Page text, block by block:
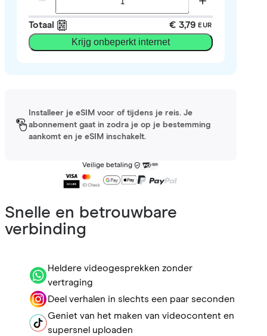
Totaal € 3,79 EUR
Krijg onbeperkt internet
Installeer je eSIM voor of tijdens je reis. Je
abonnement gaat in zodra je op je bestemming
aankomt en je eSIM inschakelt.
Veilige betaling
Snelle en betrouwbare
verbinding
Heldere videogesprekken zonder
vertraging
Deel verhalen in slechts een paar seconden
Geniet van het maken van videocontent en
supersnel uploaden